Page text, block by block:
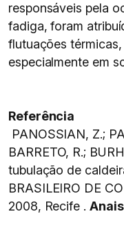
responsáveis pela
fadiga, foram
flutuações
especialmente em
Referência
PANOSSIAN, Z.;
BARRETO, R.;
tubulação de
BRASILEIRO DE
2008, Recife .